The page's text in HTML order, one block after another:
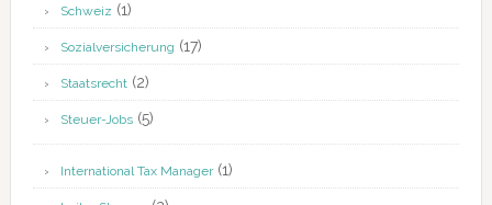
Schweiz (1)
Sozialversicherung (17)
Staatsrecht(2)
Steuer-Jobs(5)
International Tax Manager(1)